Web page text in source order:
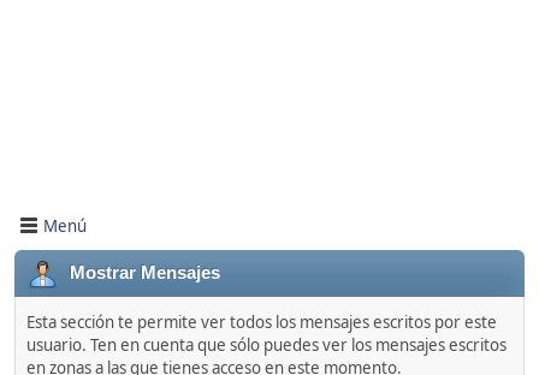
Menú
Mostrar Mensajes
Esta sección te permite ver todos los mensajes escritos por este
usuario. Ten en cuenta que sólo puedes ver los mensajes escritos
en zonas a las que tienes acceso en este momento.